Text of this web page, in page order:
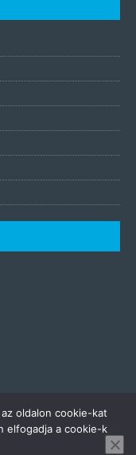
oldalon cookie-kat
elfogadja a cookie-k